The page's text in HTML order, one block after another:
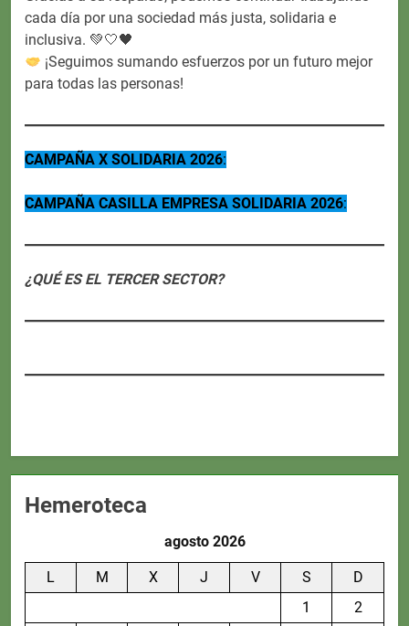
cada día por una sociedad más justa, solidaria e
inclusiva. 💚🤍🖤
¡Seguimos sumando esfuerzos por un futuro mejor
para todas las personas!
CAMPAÑA X SOLIDARIA 2026:
CAMPAÑA CASILLA EMPRESA SOLIDARIA 2026:
¿QUÉ ES EL TERCER SECTOR?
Hemeroteca
agosto 2026
L M X J V S
D
1
2